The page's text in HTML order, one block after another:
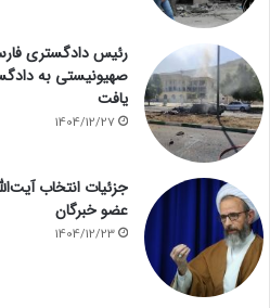
رئیس دادگستری
یافت
1404/12/27
جزئیات انتخاب
عضو خبرگان
1404/12/23